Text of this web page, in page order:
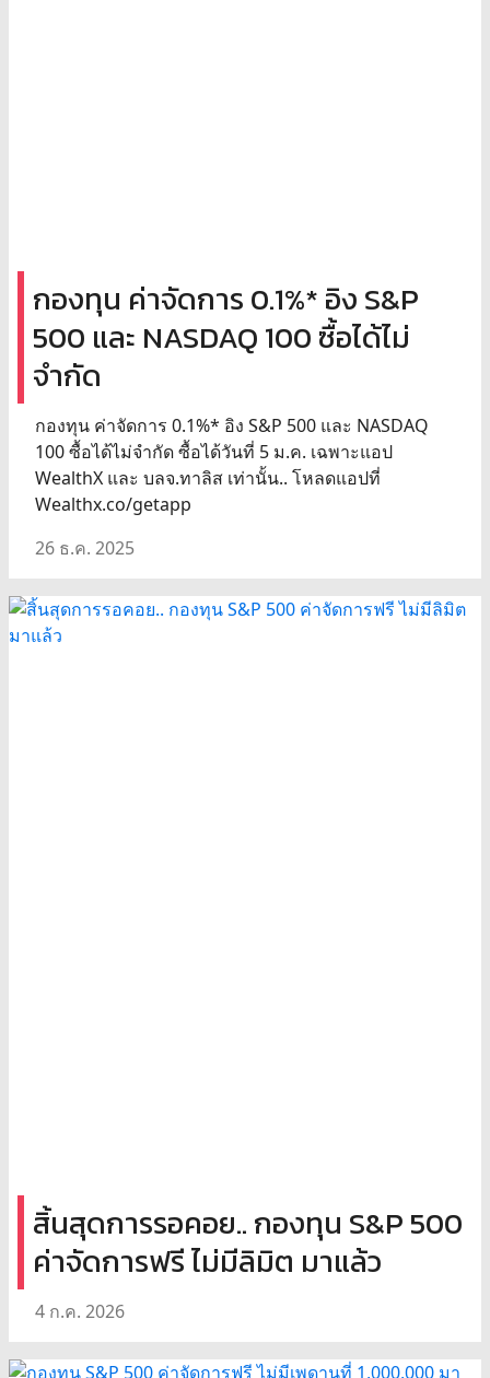
กองทุน ค่าจัดการ 0.1%* อิง S&P
500 และ NASDAQ 100 ซื้อได้ไม่
จำกัด
กองทุน ค่าจัดการ 0.1%* อิง S&P 500 และ NASDAQ
100 ซื้อได้ไม่จำกัด ซื้อได้วันที่ 5 ม.ค. เฉพาะแอป
WealthX และ บลจ.ทาลิส เท่านั้น.. โหลดแอปที่
Wealthx.co/getapp
26 ธ.ค. 2025
สิ้นสุดการรอคอย.. กองทุน S&P 500
ค่าจัดการฟรี ไม่มีลิมิต มาแล้ว
4 ก.ค. 2026